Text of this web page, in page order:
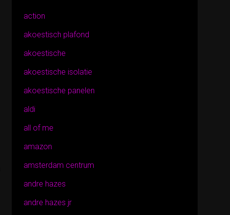
action
akoestisch plafond
akoestische
akoestische isolatie
akoestische panelen
aldi
all of me
amazon
amsterdam centrum
andre hazes
andre hazes jr